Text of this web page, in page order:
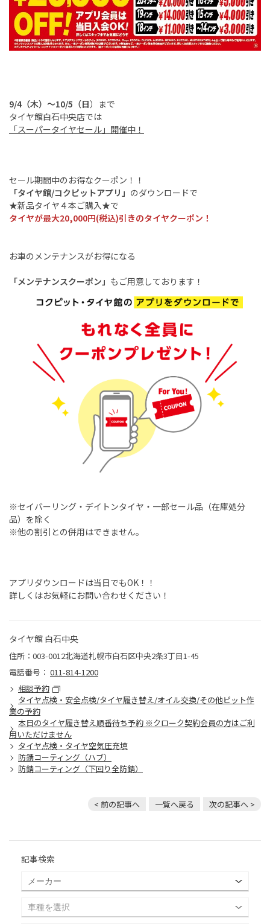
9/4（木）～10/5（日）まで
タイヤ館白石中央店では
「スーパータイヤセール」開催中！
セール期間中のお得なクーポン！！
「タイヤ館/コクピットアプリ」 のダウンロードで
★新品タイヤ４本ご購入★で
タイヤが最大20,000円(税込)引きのタイヤクーポン！
お車のメンテナンスがお得になる
「メンテナンスクーポン」 もご用意しております！
※セイバーリング・デイトンタイヤ・一部セール品（在庫処分
品）を除く
※他の割引との併用はできません。
アプリダウンロードは当日でもOK！！
詳しくはお気軽にお問い合わせください！
タイヤ館 白石中央
住所：003-0012北海道札幌市白石区中央2条3丁目1-45
電話番号： 011-814-1200
相談予約
タイヤ点検・安全点検/タイヤ履き替え/オイル交換/その他ピット作
業の予約
本日のタイヤ履き替え順番待ち予約 ※クローク契約会員の方はご利
用いただけません
タイヤ点検・タイヤ空気圧充填
防錆コーティング（ハブ）
防錆コーティング（下回り全防錆）
< 前の記事へ 一覧へ戻る 次の記事へ >
記事検索